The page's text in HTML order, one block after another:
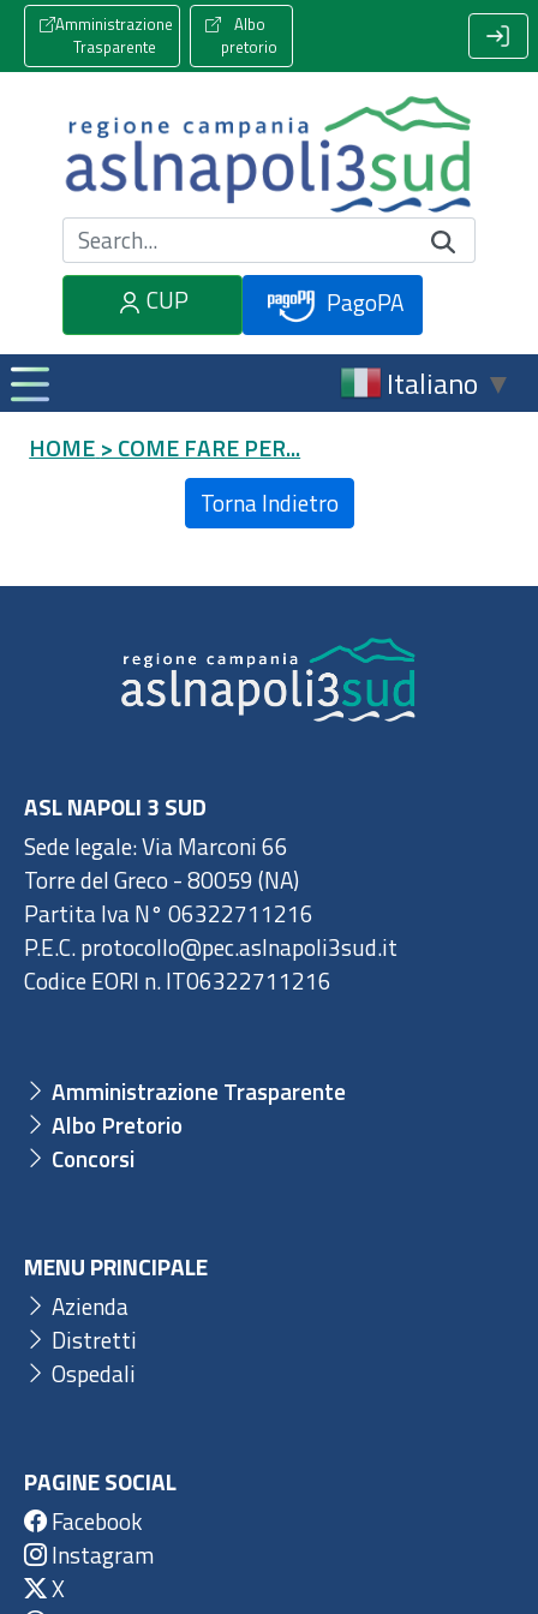
Amministrazione
Trasparente
Albo
pretorio
Cerca nel sito
CUP
PagoPA
Italiano ▼
HOME > COME FARE PER...
Torna Indietro
ASL NAPOLI 3 SUD
Sede legale: Via Marconi 66
Torre del Greco - 80059 (NA)
Partita Iva N° 06322711216
P.E.C. protocollo@pec.aslnapoli3sud.it
Codice EORI n. IT06322711216
Amministrazione Trasparente
Albo Pretorio
Concorsi
MENU PRINCIPALE
Azienda
Distretti
Ospedali
PAGINE SOCIAL
Facebook
Instagram
X